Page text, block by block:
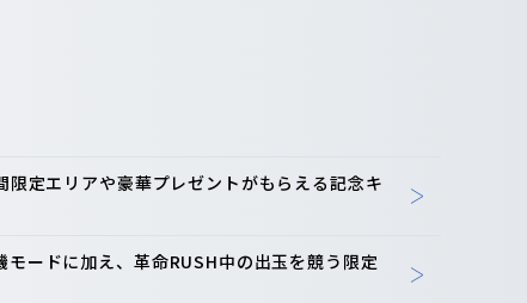
定エリアや豪華プレゼントがもらえる記念キ
ードに加え、革命RUSH中の出玉を競う限定